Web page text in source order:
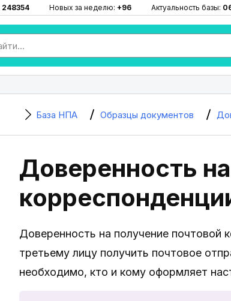
248354 Новых за неделю: +96 Актуальность базы:
База НПА Образцы документов
Доверенность
Доверенность на получение почтовой
третьему лицу получить почтовое
необходимо, кто и кому оформляет